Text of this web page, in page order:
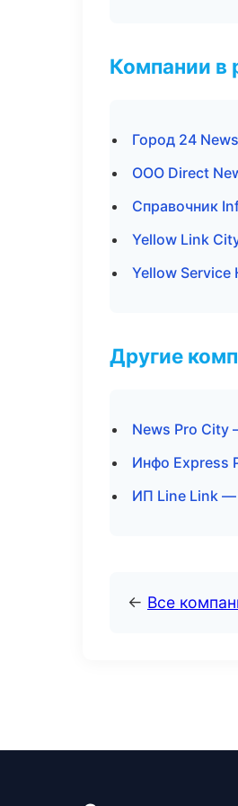
Компании в
Город 24
ООО Direct
Справочник
Yellow Link
Yellow
Другие
News Pro
Инфо Express
ИП Line Link —
← Все